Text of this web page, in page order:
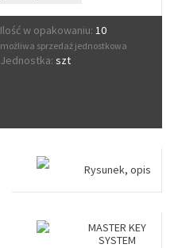
Ilość w opakowaniu: 10
możliwa sprzedaż jednostkowa
Jednostka: szt
Rysunek, opis
MASTER KEY
SYSTEM